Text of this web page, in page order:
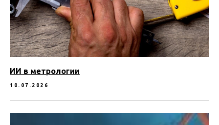
ИИ в метрологии
10.07.2026